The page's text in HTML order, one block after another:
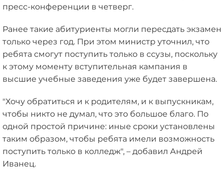
пресс-конференции в четверг.
Ранее такие абитуриенты могли пересдать экзамен
только через год. При этом министр уточнил, что
ребята смогут поступить только в ссузы, поскольку
к этому моменту вступительная кампания в
высшие учебные заведения уже будет завершена.
"Хочу обратиться и к родителям, и к выпускникам,
чтобы никто не думал, что это большое благо. По
одной простой причине: иные сроки установлены
таким образом, чтобы ребята имели возможность
поступить только в колледж", – добавил Андрей
Иванец.